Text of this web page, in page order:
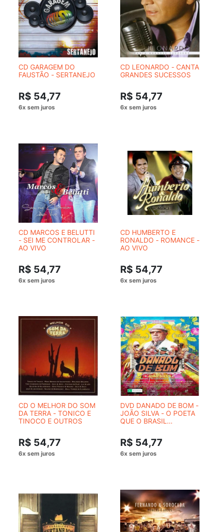
CD GARAGEM DO
FAUSTÃO - SERTANEJO
R$ 54,77
CD LEONARDO - CANTA
GRANDES SUCESSOS
R$ 54,77
CD MARCOS E BELUTTI
- SEI ME CONTROLAR -
AO VIVO
R$ 54,77
CD HUMBERTO E
RONALDO - ROMANCE -
AO VIVO
R$ 54,77
CD O MELHOR DO SOM
DA TERRA - TONICO E
TINOCO E OUTROS
R$ 54,77
DVD DANADO DE BOM -
JOÃO SILVA - O POETA
QUE O BRASIL
CONHECER
R$ 54,77